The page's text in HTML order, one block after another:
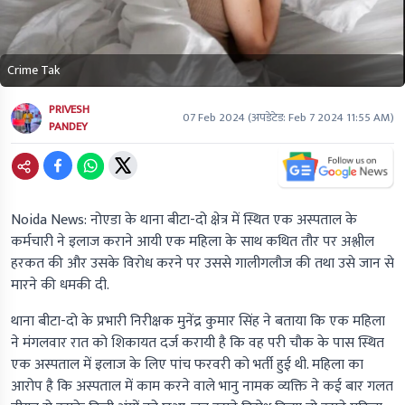
Crime Tak
PRIVESH
PANDEY
07 Feb 2024(अपडेटेड:Feb 7 2024 11:55 AM)
Noida News: नोएडा के थाना बीटा-दो क्षेत्र में स्थित एक अस्पताल के
कर्मचारी ने इलाज कराने आयी एक महिला के साथ कथित तौर पर अश्लील
हरकत की और उसके विरोध करने पर उससे गालीगलौज की तथा उसे जान से
मारने की धमकी दी.
थाना बीटा-दो के प्रभारी निरीक्षक मुनेंद्र कुमार सिंह ने बताया कि एक महिला
ने मंगलवार रात को शिकायत दर्ज करायी है कि वह परी चौक के पास स्थित
एक अस्पताल में इलाज के लिए पांच फरवरी को भर्ती हुई थी. महिला का
आरोप है कि अस्पताल में काम करने वाले भानु नामक व्यक्ति ने कई बार गलत